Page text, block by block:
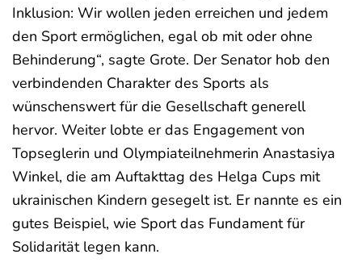
Inklusion: Wir wollen jeden erreichen und jedem
den Sport ermöglichen, egal ob mit oder ohne
Behinderung“, sagte Grote. Der Senator hob den
verbindenden Charakter des Sports als
wünschenswert für die Gesellschaft generell
hervor. Weiter lobte er das Engagement von
Topseglerin und Olympiateilnehmerin Anastasiya
Winkel, die am Auftakttag des Helga Cups mit
ukrainischen Kindern gesegelt ist. Er nannte es ein
gutes Beispiel, wie Sport das Fundament für
Solidarität legen kann.